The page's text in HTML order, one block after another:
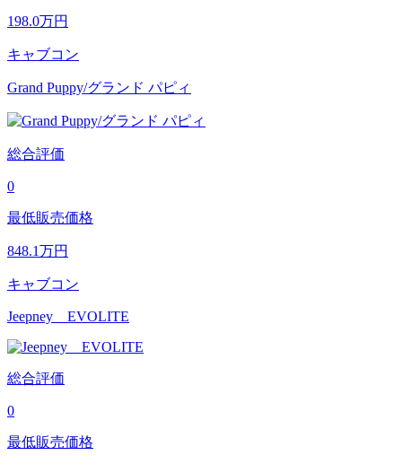
198.0万円
キャブコン
Grand Puppy/グランド パピィ
総合評価
0
最低販売価格
848.1万円
キャブコン
Jeepney EVOLITE
総合評価
0
最低販売価格